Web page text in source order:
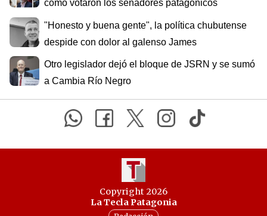
cómo votaron los senadores patagónicos
"Honesto y buena gente", la política chubutense
despide con dolor al galenso James
Otro legislador dejó el bloque de JSRN y se sumó
a Cambia Río Negro
Copyright 2026
La Tecla Patagonia